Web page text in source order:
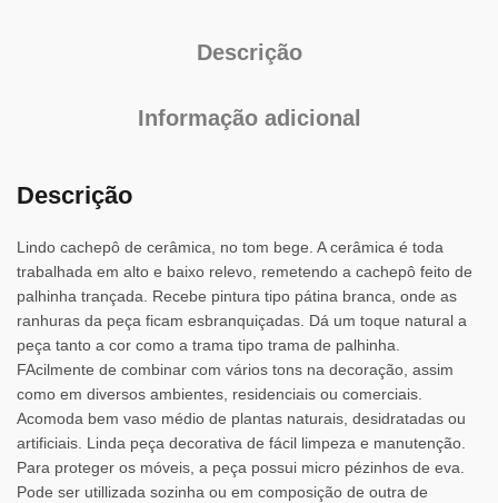
Descrição
Informação adicional
Descrição
Lindo cachepô de cerâmica, no tom bege. A cerâmica é toda
trabalhada em alto e baixo relevo, remetendo a cachepô feito de
palhinha trançada. Recebe pintura tipo pátina branca, onde as
ranhuras da peça ficam esbranquiçadas. Dá um toque natural a
peça tanto a cor como a trama tipo trama de palhinha.
FAcilmente de combinar com vários tons na decoração, assim
como em diversos ambientes, residenciais ou comerciais.
Acomoda bem vaso médio de plantas naturais, desidratadas ou
artificiais. Linda peça decorativa de fácil limpeza e manutenção.
Para proteger os móveis, a peça possui micro pézinhos de eva.
Pode ser utillizada sozinha ou em composição de outra de